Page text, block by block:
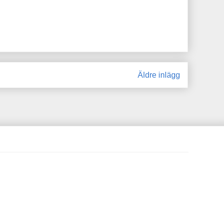
Äldre inlägg